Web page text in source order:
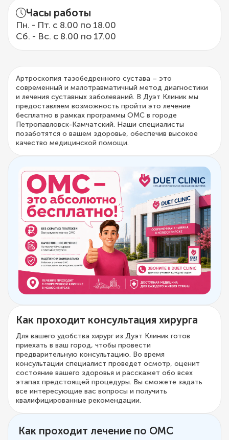
Часы работы
Пн. - Пт. с 8.00 по 18.00
Сб. - Вс. с 8.00 по 17.00
Артроскопия тазобедренного сустава – это
современный и малотравматичный метод диагностики
и лечения суставных заболеваний. В Дуэт Клиник мы
предоставляем возможность пройти это лечение
бесплатно в рамках программы ОМС в городе
Петропавловск-Камчатский. Наши специалисты
позаботятся о вашем здоровье, обеспечив высокое
качество медицинской помощи.
Как проходит консультация хирурга
Для вашего удобства хирург из Дуэт Клиник готов
приехать в ваш город, чтобы провести
предварительную консультацию. Во время
консультации специалист проведет осмотр, оценит
состояние вашего здоровья и расскажет обо всех
этапах предстоящей процедуры. Вы сможете задать
все интересующие вас вопросы и получить
квалифицированные рекомендации.
Как проходит лечение по ОМС